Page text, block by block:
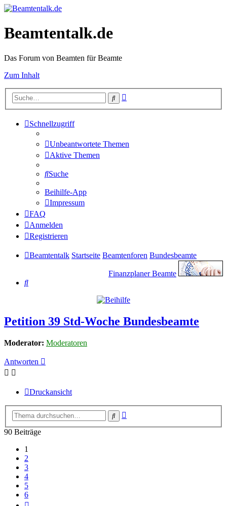
Beamtentalk.de
Das Forum von Beamten für Beamte
Zum Inhalt
Suche
Schnellzugriff
Unbeantwortete Themen
Aktive Themen
Suche
Beihilfe-App
Impressum
FAQ
Anmelden
Registrieren
Beamtentalk Startseite Beamtenforen Bundesbeamte
Finanzplaner Beamte
Suche
Petition 39 Std-Woche Bundesbeamte
Moderator: Moderatoren
Antworten
Druckansicht
Suche
90 Beiträge
1
2
3
4
5
6